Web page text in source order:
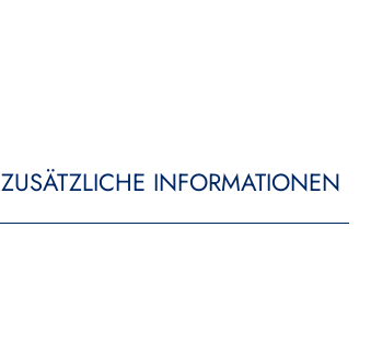
ZUSÄTZLICHE INFORMATIONEN